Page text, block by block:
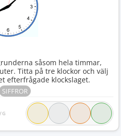
såsom hela timmar,
Titta på tre klockor och välj
efterfrågade klockslaget.
SIFFROR